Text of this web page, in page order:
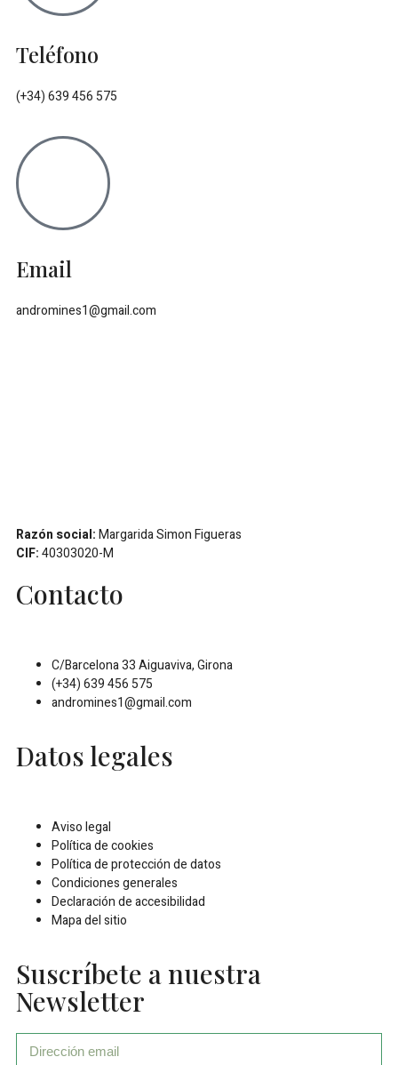
Teléfono
(+34) 639 456 575
Email
andromines1@gmail.com
Razón social:Margarida Simon Figueras
CIF:40303020-M
Contacto
C/Barcelona 33 Aiguaviva, Girona
(+34) 639 456 575
andromines1@gmail.com
Datos legales
Aviso legal
Política de cookies
Política de protección de datos
Condiciones generales
Declaración de accesibilidad
Mapa del sitio
Suscríbete a nuestra
Newsletter